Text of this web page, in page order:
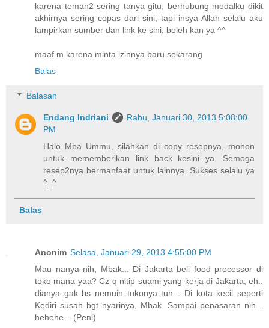
karena teman2 sering tanya gitu, berhubung modalku dikit
akhirnya sering copas dari sini, tapi insya Allah selalu aku
lampirkan sumber dan link ke sini, boleh kan ya ^^
maaf m karena minta izinnya baru sekarang
Balas
Balasan
Endang Indriani
Rabu, Januari 30, 2013 5:08:00
PM
Halo Mba Ummu, silahkan di copy resepnya, mohon
untuk mememberikan link back kesini ya. Semoga
resep2nya bermanfaat untuk lainnya. Sukses selalu ya
^_^
Balas
Anonim Selasa, Januari 29, 2013 4:55:00 PM
Mau nanya nih, Mbak... Di Jakarta beli food processor di
toko mana yaa? Cz q nitip suami yang kerja di Jakarta, eh..
dianya gak bs nemuin tokonya tuh... Di kota kecil seperti
Kediri susah bgt nyarinya, Mbak. Sampai penasaran nih...
hehehe... (Peni)